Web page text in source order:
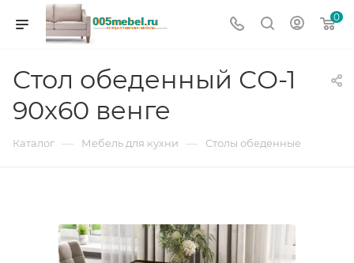
0
Стол обеденный СО-1
90x60 венге
Каталог — Мебель для кухни — Столы обеденные